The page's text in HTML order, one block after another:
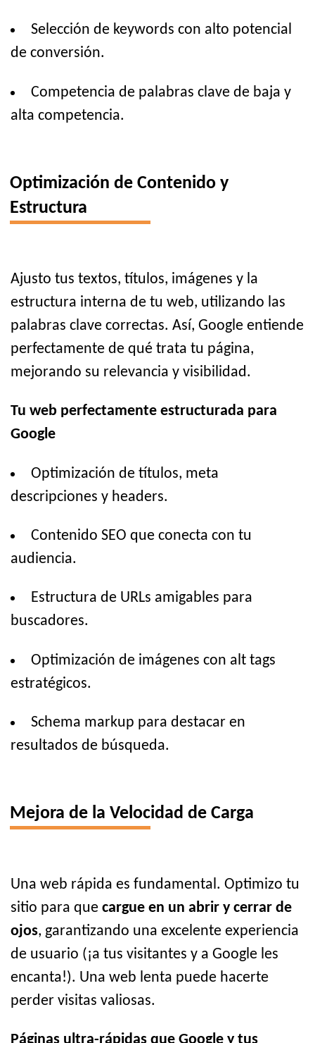
Selección de keywords con alto potencial
de conversión.
Competencia de palabras clave de baja y
alta competencia.
Optimización de Contenido y
Estructura
Ajusto tus textos, títulos, imágenes y la
estructura interna de tu web, utilizando las
palabras clave correctas. Así, Google entiende
perfectamente de qué trata tu página,
mejorando su relevancia y visibilidad.
Tu web perfectamente estructurada para
Google
Optimización de títulos, meta
descripciones y headers.
Contenido SEO que conecta con tu
audiencia.
Estructura de URLs amigables para
buscadores.
Optimización de imágenes con alt tags
estratégicos.
Schema markup para destacar en
resultados de búsqueda.
Mejora de la Velocidad de Carga
Una web rápida es fundamental. Optimizo tu
sitio para que cargue en un abrir y cerrar de
ojos, garantizando una excelente experiencia
de usuario (¡a tus visitantes y a Google les
encanta!). Una web lenta puede hacerte
perder visitas valiosas.